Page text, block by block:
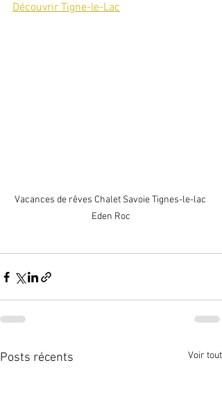
Découvrir Tigne-le-Lac
Vacances de rêves Chalet Savoie Tignes-le-lac
Eden Roc
Posts récents Voir tout